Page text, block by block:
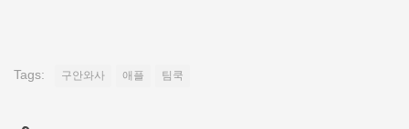
Tags: 구안와사 애플 팀쿡